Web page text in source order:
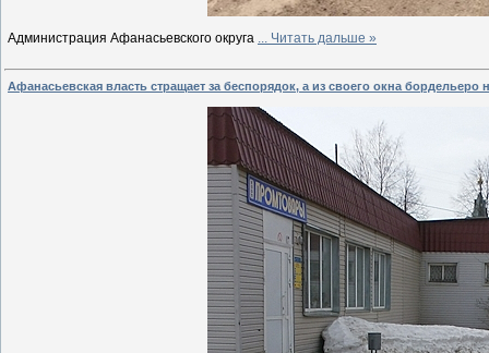
Администрация Афанасьевского округа ... Читать дальше »
Афанасьевская власть стращает за беспорядок, а из своего окна бордельеро